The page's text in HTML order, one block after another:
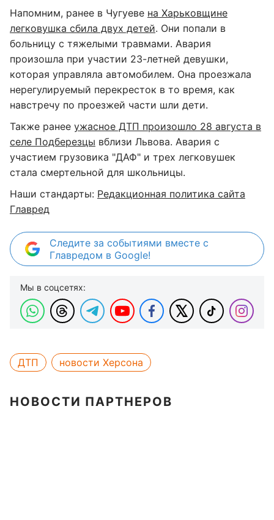
Напомним, ранее в Чугуеве на Харьковщине
легковушка сбила двух детей. Они попали в
больницу с тяжелыми травмами. Авария
произошла при участии 23-летней девушки,
которая управляла автомобилем. Она проезжала
нерегулируемый перекресток в то время, как
навстречу по проезжей части шли дети.
Также ранее ужасное ДТП произошло 28 августа в
селе Подберезцы вблизи Львова. Авария с
участием грузовика "ДАФ" и трех легковушек
стала смертельной для школьницы.
Наши стандарты: Редакционная политика сайта
Главред
Следите за событиями вместе с
Главредом в Google!
Мы в соцсетях:
ДТП новости Херсона
НОВОСТИ ПАРТНЕРОВ